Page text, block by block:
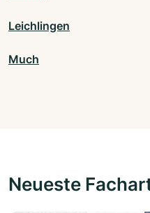
Leichlingen
Much
Neueste